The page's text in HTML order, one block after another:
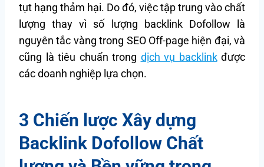
tụt hạng thảm hại. Do đó, việc tập trung vào chất
lượng thay vì số lượng backlink Dofollow là
nguyên tắc vàng trong SEO Off-page hiện đại, và
cũng là tiêu chuẩn trong dịch vụ backlinkđược
các doanh nghiệp lựa chọn.
3 Chiến lược Xây dựng
Backlink Dofollow Chất